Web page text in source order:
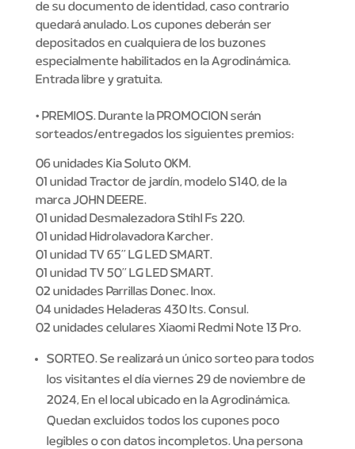
de su documento de identidad, caso contrario
quedará anulado. Los cupones deberán ser
depositados en cualquiera de los buzones
especialmente habilitados en la Agrodinámica.
Entrada libre y gratuita.
• PREMIOS. Durante la PROMOCION serán
sorteados/entregados los siguientes premios:
06 unidades Kia Soluto 0KM.
01 unidad Tractor de jardín, modelo S140, de la
marca JOHN DEERE.
01 unidad Desmalezadora Stihl Fs 220.
01 unidad Hidrolavadora Karcher.
01 unidad TV 65´´ LG LED SMART.
01 unidad TV 50´´ LG LED SMART.
02 unidades Parrillas Donec. Inox.
04 unidades Heladeras 430 lts. Consul.
02 unidades celulares Xiaomi Redmi Note 13 Pro.
SORTEO. Se realizará un único sorteo para todos
los visitantes el día viernes 29 de noviembre de
2024, En el local ubicado en la Agrodinámica.
Quedan excluidos todos los cupones poco
legibles o con datos incompletos. Una persona